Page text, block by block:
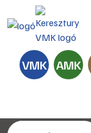
VMK AMK